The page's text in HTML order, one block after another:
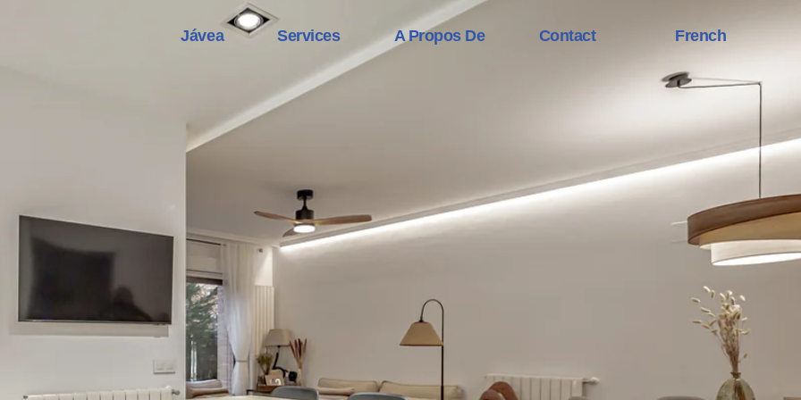
Jávea Services A Propos De Contact French